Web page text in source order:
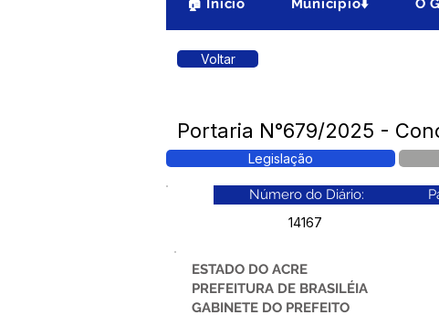
🏠 Início Município⬇️ O
Voltar
Portaria N°679/2025 -
Legislação
Número do Diário:
14167
ESTADO DO ACRE
PREFEITURA DE BRASILÉIA
GABINETE DO PREFEITO